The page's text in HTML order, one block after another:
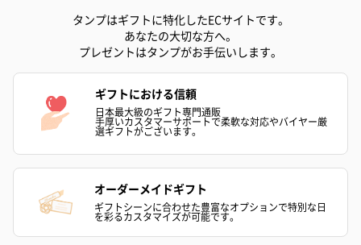
ゼリーバウム カット
（レモン＆紅茶）（432
円）
麦わらパンダバウム
（バナナ味）（540円）
り〜 3号（864
スキンケアグッズ
スキンケアグッズを同梱してお届けします。
タンプはギフトに特化したECサイトです。
あなたの大切な方へ。
プレゼントはタンプがお手伝いします。
ギフトにおける信頼
日本最大級のギフト専門通販
手厚いカスタマーサポートで柔軟な対応やバイヤー厳
選ギフトがございます。
オーダーメイドギフト
ギフトシーンに合わせた豊富なオプションで特別な日
を彩るカスタマイズが可能です。